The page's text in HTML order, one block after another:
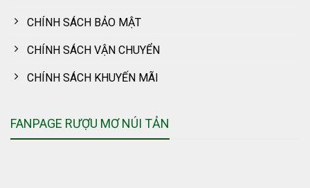
CHÍNH SÁCH BẢO MẬT
CHÍNH SÁCH VẬN CHUYỂN
CHÍNH SÁCH KHUYẾN MÃI
FANPAGE RƯỢU MƠ NÚI TẢN